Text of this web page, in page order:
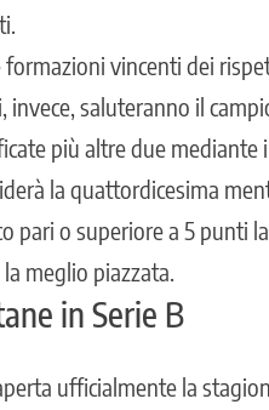
vincenti dei
invece, saluteranno il
più altre due mediante
la quattordicesima
pari o superiore a 5 punti
meglio piazzata.
in Serie B
ufficialmente la